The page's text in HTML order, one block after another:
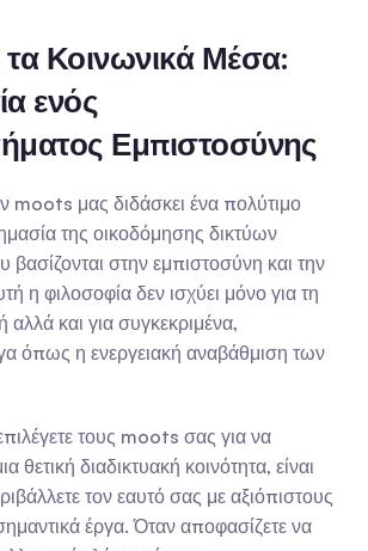
Κοινωνικά Μέσα:
ενός
Εμπιστοσύνης
moots μας διδάσκει ένα πολύτιμο
της οικοδόμησης δικτύων
βασίζονται στην εμπιστοσύνη και την
η φιλοσοφία δεν ισχύει μόνο για τη
και για συγκεκριμένα,
όπως η ενεργειακή αναβάθμιση των
τους moots σας για να
θετική διαδικτυακή κοινότητα, είναι
τον εαυτό σας με αξιόπιστους
έργα. Όταν αποφασίζετε να